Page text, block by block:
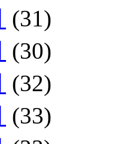
(31)
(30)
(32)
(33)